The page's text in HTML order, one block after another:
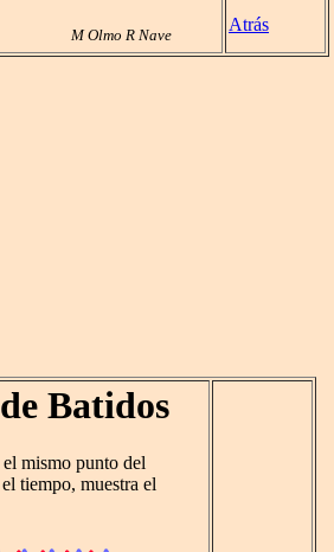
M Olmo R Nave
Atrás
Batidos
mismo punto del
tiempo, muestra el